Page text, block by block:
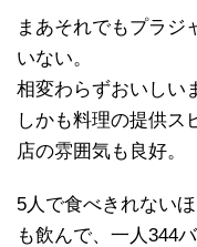
まあそれでもプラジ
いない。
相変わらずおいしい
しかも料理の提供ス
店の雰囲気も良好。
5人で食べきれない
も飲んで、一人344